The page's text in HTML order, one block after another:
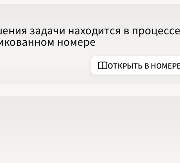
задачи находится в
номере
ОТКРЫТЬ В НОМЕРЕ